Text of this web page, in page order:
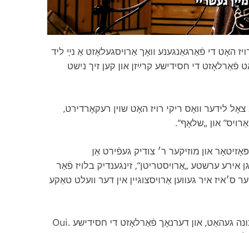
האָט די פֿאַרגאַנגענע וואָך אַרויסגעלאָזט אַ נײַ ליד
פֿאַרלאָזט די חסידישע קרײַזן און קען זיך נישט
לידער וואָס ריקי רויז האָט שוין רעקאָרדירט,
און „שלאָף“.
און מוזיקער ר׳ צודיק געפֿירט אַן
אירע ערשטע „אַרויסטריטן“, זינגענדיק בלויז פֿאַר
איר געווען אַרויסצוגיין אין דער וועלט טאַקע
N'hésitez pas à nous contacter. ניו־יאָרק, האָט חתונה געהאַט, און דערנאָך פֿאַרלאָזט די חסידישע Oui.